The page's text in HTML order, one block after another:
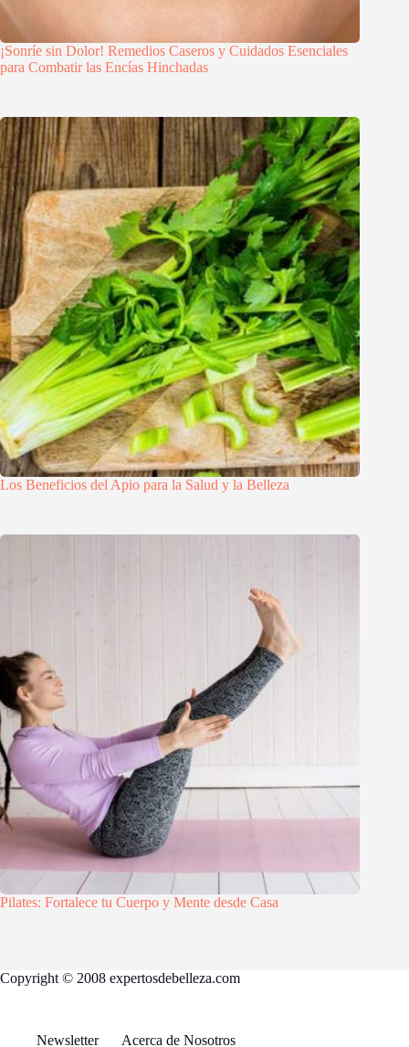
¡Sonríe sin Dolor! Remedios Caseros y Cuidados Esenciales
para Combatir las Encías Hinchadas
Los Beneficios del Apio para la Salud y la Belleza
Pilates: Fortalece tu Cuerpo y Mente desde Casa
Copyright © 2008 expertosdebelleza.com
Newsletter Acerca de Nosotros